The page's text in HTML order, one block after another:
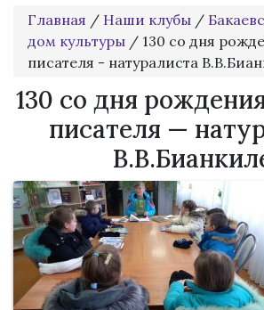
Главная / Наши клубы /
дом культуры / 130 со дня
писателя - натуралиста
130 со дня
писателя —